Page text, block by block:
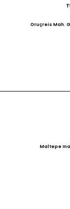
Oruçreis Mah.
Maltepe